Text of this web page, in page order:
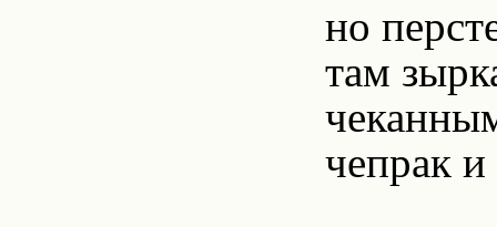
но
там
чепрак